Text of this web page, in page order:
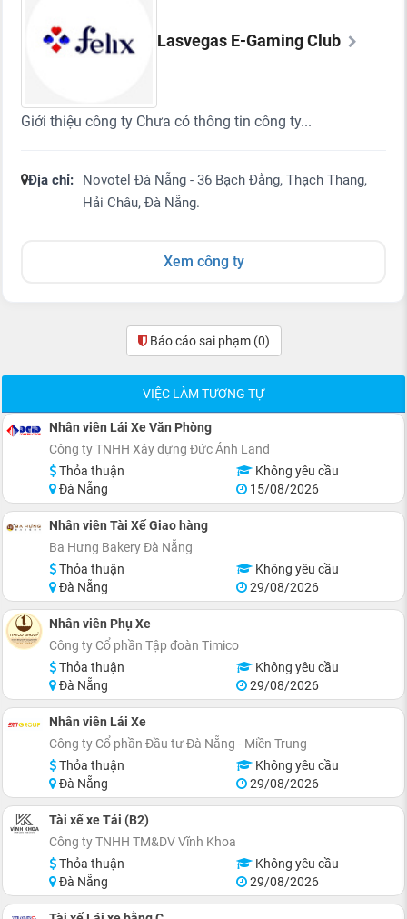
Lasvegas E-Gaming Club
Giới thiệu công ty Chưa có thông tin công ty...
Địa chỉ:
Novotel Đà Nẵng - 36 Bạch Đằng, Thạch Thang,
Hải Châu, Đà Nẵng.
Xem công ty
Báo cáo sai phạm (0)
VIỆC LÀM TƯƠNG TỰ
Nhân viên Lái Xe Văn Phòng
Công ty TNHH Xây dựng Đức Ánh Land
Thỏa thuận
Không yêu cầu
Đà Nẵng
15/08/2026
Nhân viên Tài Xế Giao hàng
Ba Hưng Bakery Đà Nẵng
Thỏa thuận
Không yêu cầu
Đà Nẵng
29/08/2026
Nhân viên Phụ Xe
Công ty Cổ phần Tập đoàn Timico
Thỏa thuận
Không yêu cầu
Đà Nẵng
29/08/2026
Nhân viên Lái Xe
Công ty Cổ phần Đầu tư Đà Nẵng - Miền Trung
Thỏa thuận
Không yêu cầu
Đà Nẵng
29/08/2026
Tài xế xe Tải (B2)
Công ty TNHH TM&DV Vĩnh Khoa
Thỏa thuận
Không yêu cầu
Đà Nẵng
29/08/2026